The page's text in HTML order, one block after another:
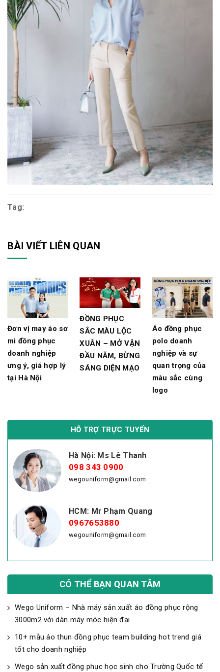
Tag:
BÀI VIẾT LIÊN QUAN
Đơn vị may áo sơ
mi đồng phục
doanh nghiệp
ưng ý, giá hợp lý
tại Hà Nội
ĐỒNG PHỤC
SẮC MÀU LỘC
XUÂN – MỞ VẬN
ĐẦU NĂM, BỪNG
SÁNG DIỆN MẠO
Áo đồng phục
polo doanh
nghiệp và sự
quan trọng của
màu sắc cùng
logo
HỖ TRỢ TRỰC TUYẾN
Hà Nội: Ms Lê Thanh
098 343 0900
wegouniform@gmail.com
HCM: Mr Phạm Quang
0967653880
wegouniform@gmail.com
CÓ THỂ BẠN QUAN TÂM
Wego Uniform – Nhà máy sản xuất áo đồng phục rộng
3000m2 với dàn máy móc hiện đại
10+ mẫu áo thun đồng phục team building hot trend giá
tốt cho doanh nghiệp
Wego sản xuất đồng phục học sinh cho Trường Quốc tế